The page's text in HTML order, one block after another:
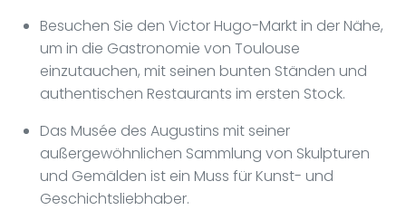
Besuchen Sie den Victor Hugo-Markt in der Nähe,
um in die Gastronomie von Toulouse
einzutauchen, mit seinen bunten Ständen und
authentischen Restaurants im ersten Stock.
Das Musée des Augustins mit seiner
außergewöhnlichen Sammlung von Skulpturen
und Gemälden ist ein Muss für Kunst- und
Geschichtsliebhaber.